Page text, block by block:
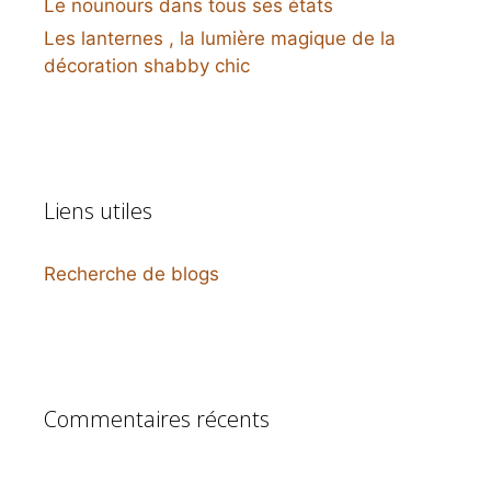
Le nounours dans tous ses états
Les lanternes , la lumière magique de la
décoration shabby chic
Liens utiles
Recherche de blogs
Commentaires récents